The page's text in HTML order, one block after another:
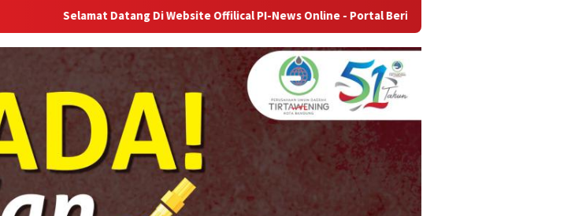
Selamat Datang Di Website Offilical PI-News Online - Portal Berita Terupdate & Terpercaya